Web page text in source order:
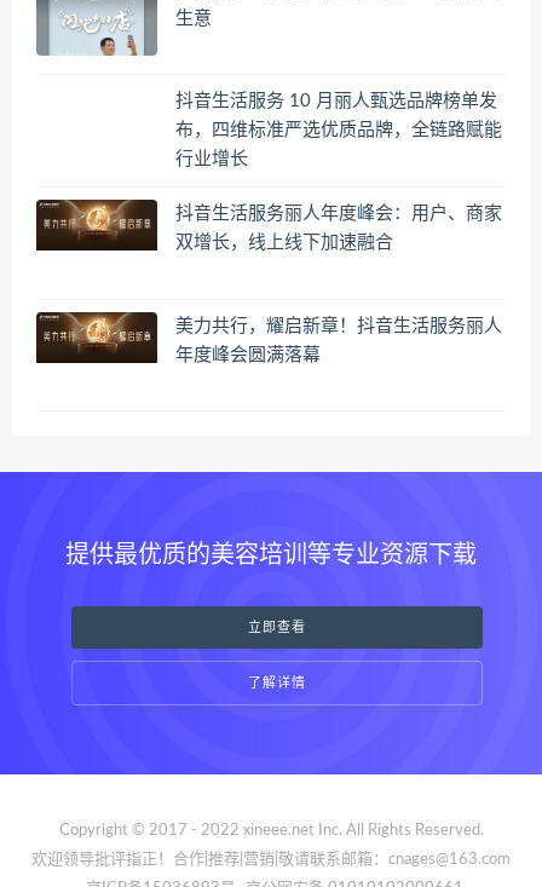
生意
抖音生活服务 10 月丽人甄选品牌榜单发
布，四维标准严选优质品牌，全链路赋能
行业增长
抖音生活服务丽人年度峰会：用户、商家
双增长，线上线下加速融合
美力共行，耀启新章！抖音生活服务丽人
年度峰会圆满落幕
提供最优质的美容培训等专业资源下载
立即查看
了解详情
Copyright © 2017 - 2022 xineee.net Inc. All Rights Reserved.
欢迎领导批评指正！合作|推荐|营销|敬请联系邮箱：cnages@163.com